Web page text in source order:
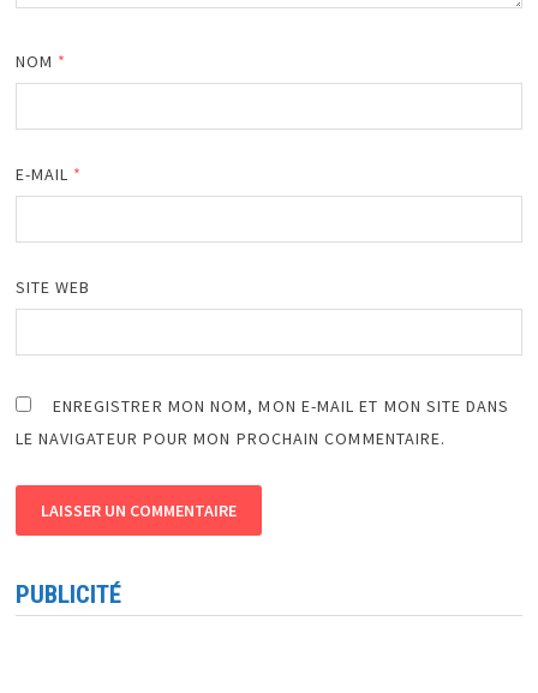
NOM *
E-MAIL *
SITE WEB
ENREGISTRER MON NOM, MON E-MAIL ET MON SITE DANS
LE NAVIGATEUR POUR MON PROCHAIN COMMENTAIRE.
PUBLICITÉ